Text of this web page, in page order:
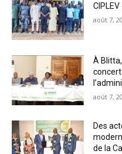
août 7,
À
août 7,
Des
de la